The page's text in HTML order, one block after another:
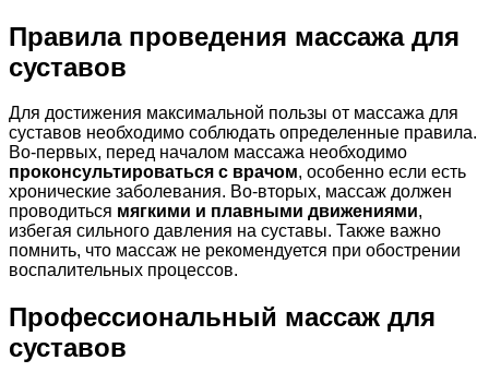
Правила проведения массажа для
суставов
Для достижения максимальной пользы от массажа для
суставов необходимо соблюдать определенные правила.
Во-первых, перед началом массажа необходимо
проконсультироваться с врачом, особенно если есть
хронические заболевания. Во-вторых, массаж должен
проводиться мягкими и плавными движениями,
избегая сильного давления на суставы. Также важно
помнить, что массаж не рекомендуется при обострении
воспалительных процессов.
Профессиональный массаж для
суставов